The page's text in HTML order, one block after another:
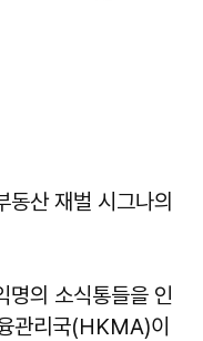
산 재벌 시그나의
명의 소식통들을 인
관리국(HKMA)이